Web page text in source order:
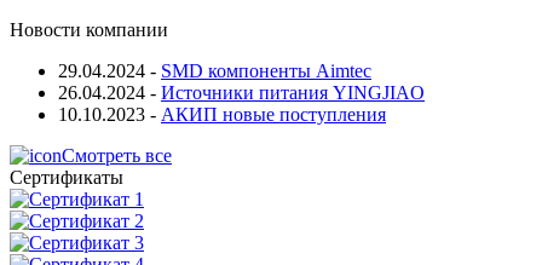
Новости компании
29.04.2024 - SMD компоненты Aimtec
26.04.2024 - Источники питания YINGJIAO
10.10.2023 - АКИП новые поступления
Смотреть все
Сертификаты